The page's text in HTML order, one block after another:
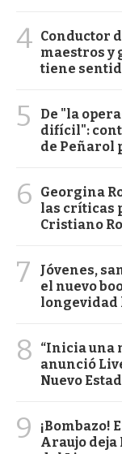
4 Conductor
maestros y
tiene
5
De "la
difícil":
de Peñarol
6
Georgina
las críticas
Cristiano
7
Jóvenes,
el nuevo
longevidad
8
“Inicia una
anunció
Nuevo
9
¡Bombazo!
Araujo deja